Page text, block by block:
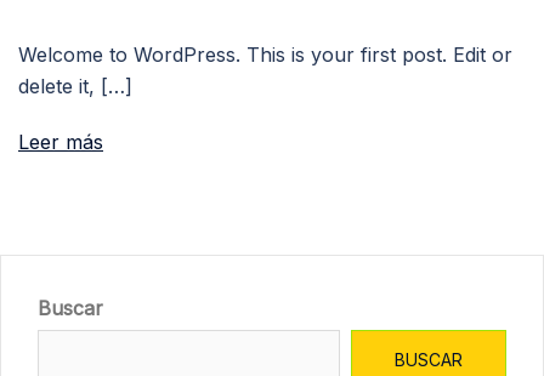
Welcome to WordPress. This is your first post. Edit or
delete it, […]
Leer más
Buscar
BUSCAR